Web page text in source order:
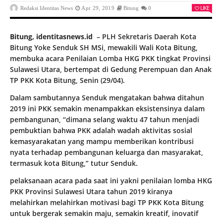
Redaksi Identitas News Apr 29, 2019 Bitung 0 LIKE
Bitung, identitasnews.id – PLH Sekretaris Daerah Kota
Bitung Yoke Senduk SH MSi, mewakili Wali Kota Bitung,
membuka acara Penilaian Lomba HKG PKK tingkat Provinsi
Sulawesi Utara, bertempat di Gedung Perempuan dan Anak
TP PKK Kota Bitung, Senin (29/04).
Dalam sambutannya Senduk mengatakan bahwa ditahun
2019 ini PKK semakin menampakkan eksistensinya dalam
pembangunan, “dimana selang waktu 47 tahun menjadi
pembuktian bahwa PKK adalah wadah aktivitas sosial
kemasyarakatan yang mampu memberikan kontribusi
nyata terhadap pembangunan keluarga dan masyarakat,
termasuk kota Bitung,” tutur Senduk.
pelaksanaan acara pada saat ini yakni penilaian lomba HKG
PKK Provinsi Sulawesi Utara tahun 2019 kiranya
melahirkan melahirkan motivasi bagi TP PKK Kota Bitung
untuk bergerak semakin maju, semakin kreatif, inovatif